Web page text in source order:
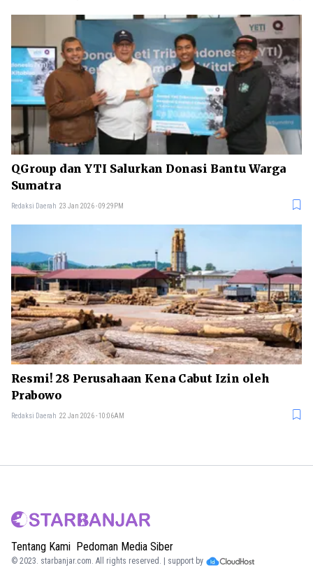
QGroup dan YTI Salurkan Donasi Bantu Warga
Sumatra
Redaksi Daerah 23 Jan 2026 - 09:29PM
Resmi! 28 Perusahaan Kena Cabut Izin oleh
Prabowo
Redaksi Daerah 22 Jan 2026 - 10:06AM
Tentang Kami Pedoman Media Siber
© 2023. starbanjar.com. All rights reserved. | support by